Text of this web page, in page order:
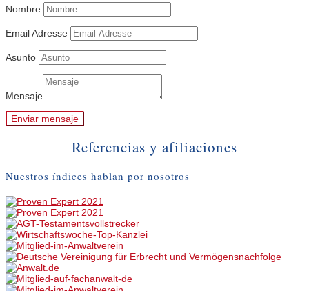
Nombre
Email Adresse
Asunto
Mensaje
Enviar mensaje
Referencias y afiliaciones
Nuestros índices hablan por nosotros